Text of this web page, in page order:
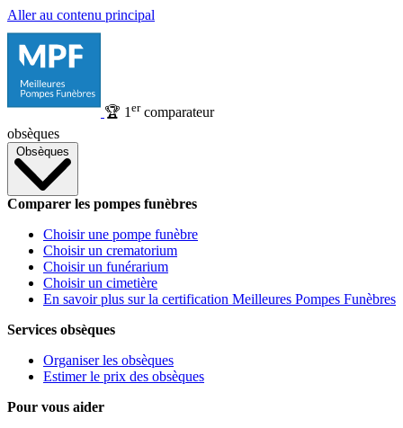
Aller au contenu principal
🏆 1 ercomparateur
obsèques
Obsèques
Comparer les pompes funèbres
Choisir une pompe funèbre
Choisir un crematorium
Choisir un funérarium
Choisir un cimetière
En savoir plus sur la certification Meilleures Pompes Funèbres
Services obsèques
Organiser les obsèques
Estimer le prix des obsèques
Pour vous aider